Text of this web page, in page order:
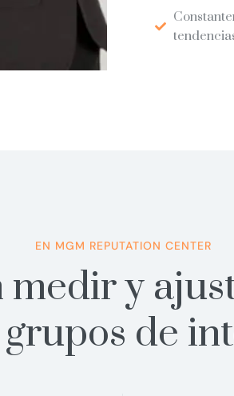
EN MGM REPUTATION CENTER
medir y
grupos de